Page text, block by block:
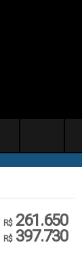
R$261.650
R$397.730